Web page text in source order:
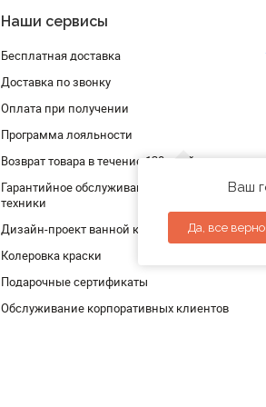
Наши сервисы
Бесплатная доставка
Доставка по звонку
Оплата при получении
Программа лояльности
Возврат товара в течение 120 дней
Гарантийное обслуживание и проверка
техники
Дизайн-проект ванной комнаты
Колеровка краски
Подарочные сертификаты
Обслуживание корпоративных клиентов
Ваш
Да, все верно